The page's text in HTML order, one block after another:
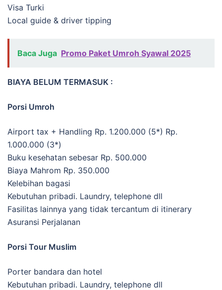
Visa Turki
Local guide & driver tipping
Baca Juga Promo Paket Umroh Syawal 2025
BIAYA BELUM TERMASUK :
Porsi Umroh
Airport tax + Handling Rp. 1.200.000 (5*) Rp.
1.000.000 (3*)
Buku kesehatan sebesar Rp. 500.000
Biaya Mahrom Rp. 350.000
Kelebihan bagasi
Kebutuhan pribadi. Laundry, telephone dll
Fasilitas lainnya yang tidak tercantum di itinerary
Asuransi Perjalanan
Porsi Tour Muslim
Porter bandara dan hotel
Kebutuhan pribadi. Laundry, telephone dll